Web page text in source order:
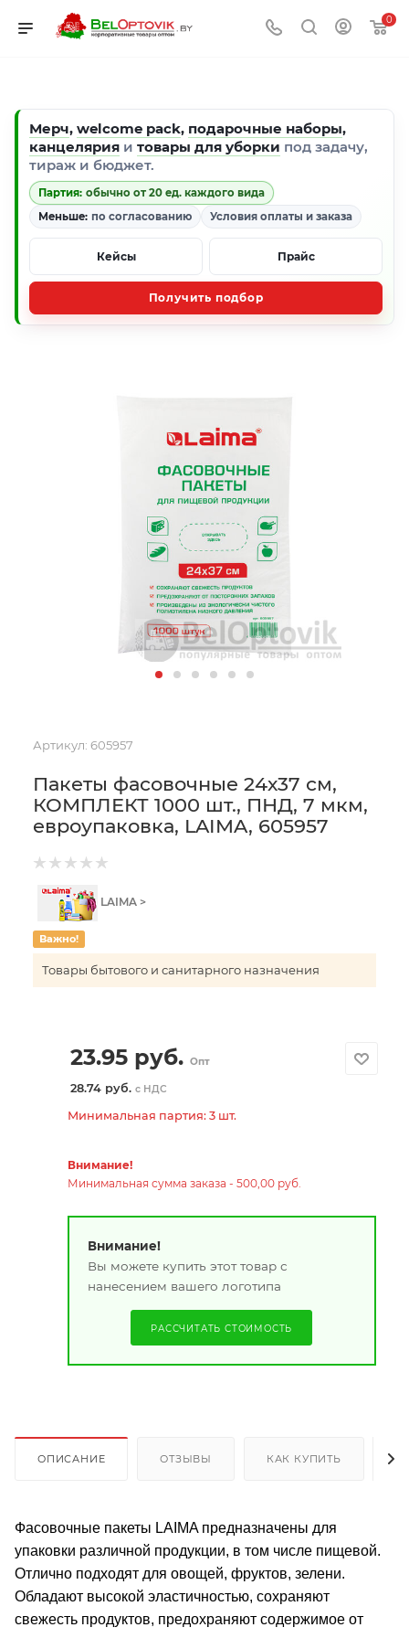
0
Мерч, welcome pack, подарочные наборы,
канцелярия и товары для уборки под задачу,
тираж и бюджет.
Партия: обычно от 20 ед. каждого вида
Меньше: по согласованию Условия оплаты и заказа
Кейсы Прайс
Получить подбор
Артикул: 605957
Пакеты фасовочные 24х37 см,
КОМПЛЕКТ 1000 шт., ПНД, 7 мкм,
евроупаковка, LAIMA, 605957
LAIMA >
Важно!
Товары бытового и санитарного назначения
23.95руб. Опт
28.74 руб. с НДС
Минимальная партия: 3 шт.
Внимание!
Минимальная сумма заказа - 500,00 руб.
Внимание!
Вы можете купить этот товар с
нанесением вашего логотипа
РАССЧИТАТЬ СТОИМОСТЬ
ОПИСАНИЕ ОТЗЫВЫ КАК КУПИТЬ
Фасовочные пакеты LAIMA предназначены для
упаковки различной продукции, в том числе пищевой.
Отлично подходят для овощей, фруктов, зелени.
Обладают высокой эластичностью, сохраняют
свежесть продуктов, предохраняют содержимое от